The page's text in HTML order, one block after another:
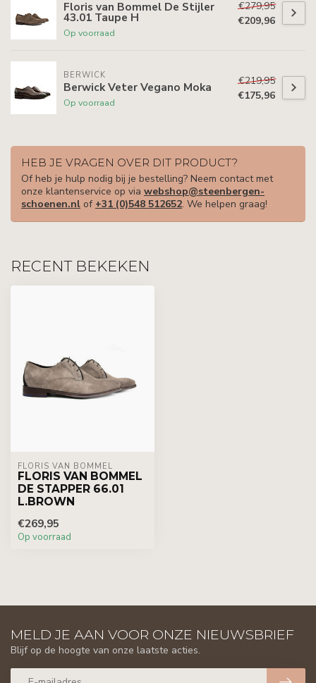
Floris van Bommel De Stijler
43.01 Taupe H
Op voorraad
€279,95
€209,96
BERWICK
Berwick Veter Vegano Moka
Op voorraad
€219,95
€175,96
HEB JE VRAGEN OVER DIT PRODUCT?
Of heb je hulp nodig bij je bestelling? Neem contact met
onze klantenservice op via webshop@steenbergen-
schoenen.nl of +31 (0)548 512652. We helpen graag!
RECENT BEKEKEN
FLORIS VAN BOMMEL
FLORIS VAN BOMMEL
DE STAPPER 66.01
L.BROWN
€269,95
Op voorraad
MELD JE AAN VOOR ONZE NIEUWSBRIEF
Blijf op de hoogte van onze laatste acties.